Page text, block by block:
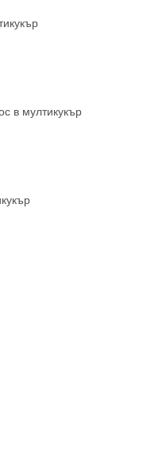
в мултикукър